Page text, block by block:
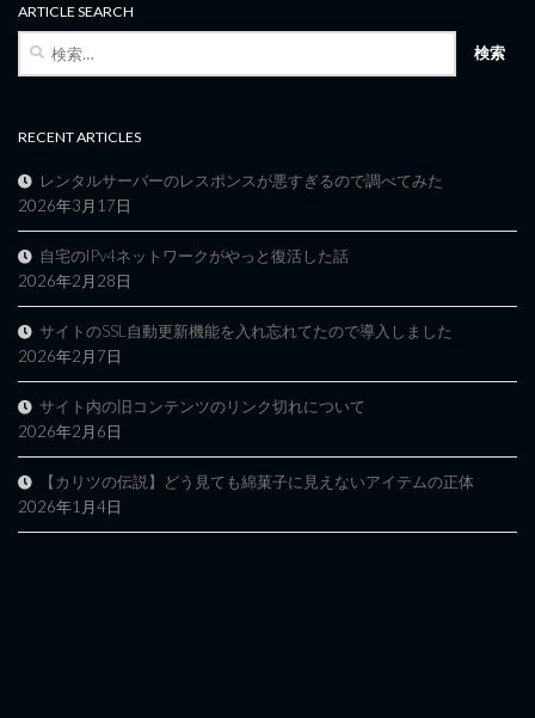
ARTICLE SEARCH
RECENT ARTICLES
レンタルサーバーのレスポンスが悪すぎるので調べてみた
2026年3月17日
自宅のIPv4ネットワークがやっと復活した話
2026年2月28日
サイトのSSL自動更新機能を入れ忘れてたので導入しました
2026年2月7日
サイト内の旧コンテンツのリンク切れについて
2026年2月6日
【カリツの伝説】どう見ても綿菓子に見えないアイテムの正体
2026年1月4日